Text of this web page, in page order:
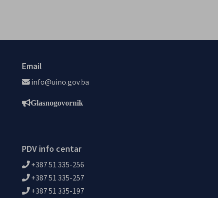
Email
info@uino.gov.ba
Glasnogovornik
PDV info centar
+387 51 335-256
+387 51 335-257
+387 51 335-197